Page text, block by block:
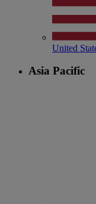
United
Asia Pacific